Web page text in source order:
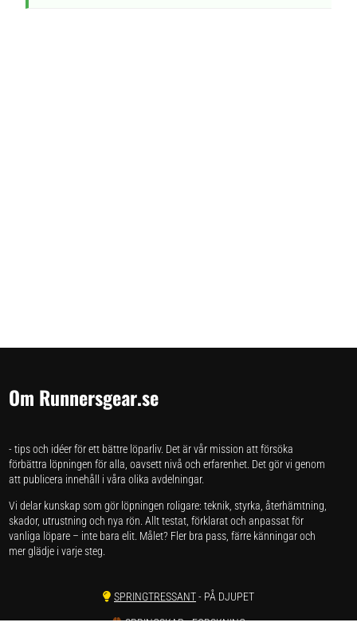
Om Runnersgear.se
- tips och idéer för ett bättre löparliv. Det är vår mission att försöka
förbättra löpningen för alla, oavsett nivå och erfarenhet. Det gör vi genom
att publicera innehåll i våra olika avdelningar.
Vi delar kunskap som gör löpningen roligare: teknik, styrka, återhämtning,
skador, utrustning och nya rön. Allt testat, förklarat och anpassat för
vanliga löpare – inte bara elit. Målet? Fler bra pass, färre känningar och
mer glädje i varje steg.
SPRINGTRESSANT- PÅ DJUPET
SPRINGSKAP- FORSKNING